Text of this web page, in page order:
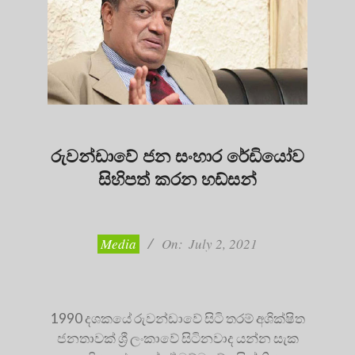
රුවන්ඩාවේ ජන සංහාර රේඩියෝව
සිහිපත් කරන හඩ්සන්
Media On: July 2, 2021
1990 දශකයේ රුවන්ඩාවේ සිටි තරම් අශික්ෂිත
ජනතාවක් ශ්‍රී ලංකාවේ සිටිනවාද යන්න සැක